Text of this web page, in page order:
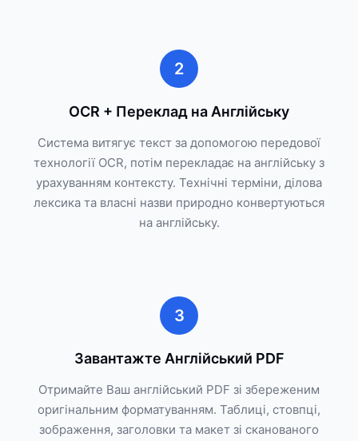
2
OCR + Переклад на Англійську
Система витягує текст за допомогою передової
технології OCR, потім перекладає на англійську з
урахуванням контексту. Технічні терміни, ділова
лексика та власні назви природно конвертуються
на англійську.
3
Завантажте Англійський PDF
Отримайте Ваш англійський PDF зі збереженим
оригінальним форматуванням. Таблиці, стовпці,
зображення, заголовки та макет зі сканованого